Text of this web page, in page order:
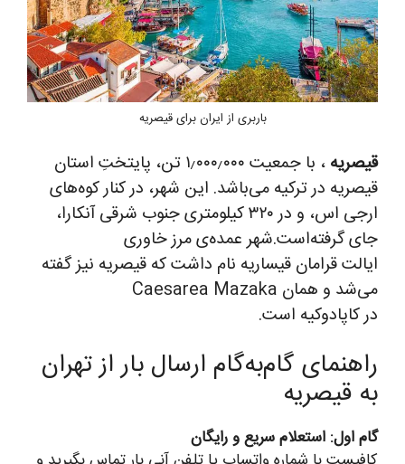
باربری از ایران برای قیصریه
قیصریه
، با جمعیت ۱٫۰۰۰٫۰۰۰ تن، پایتختِ استان
قیصریه در ترکیه می‌باشد. این شهر، در کنار کوه‌های
ارجی اس، و در ۳۲۰ کیلومتری جنوب شرقی آنکارا،
جای گرفته‌است.شهر عمده‌ی مرز خاوری
ایالت قرامان قیساریه نام داشت که قیصریه نیز گفته
می‌‌شد و همان Caesarea Mazaka
در کاپادوکیه است.
راهنمای گام‌به‌گام ارسال بار از تهران
به قیصریه
گام اول: استعلام سریع و رایگان